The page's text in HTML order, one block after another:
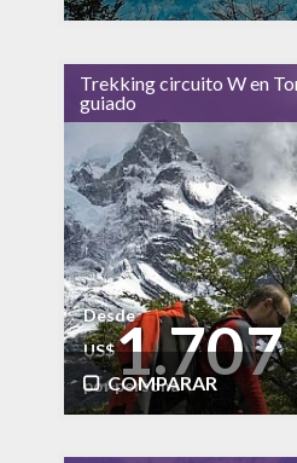
alto
Vida Nocturna
Trekking circuito W en
guiado
Desde
US$1.707
por persona
COMPARAR